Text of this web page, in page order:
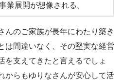
業展開が想像される。
んのご家族が長年にわたり築き
は間違いなく、その堅実な経営
を支えてきたと言えるでしょ
からもゆりなさんが安心して活